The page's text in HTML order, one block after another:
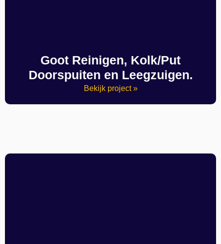
Goot Reinigen, Kolk/Put
Doorspuiten en Leegzuigen.
Bekijk project »